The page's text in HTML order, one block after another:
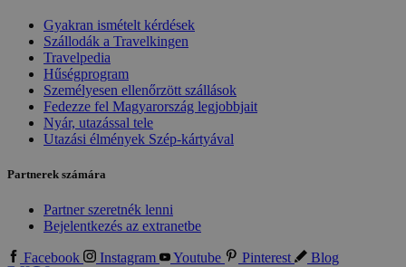
Gyakran ismételt kérdések
Szállodák a Travelkingen
Travelpedia
Hűségprogram
Személyesen ellenőrzött szállások
Fedezze fel Magyarország legjobbjait
Nyár, utazással tele
Utazási élmények Szép-kártyával
Partnerek számára
Partner szeretnék lenni
Bejelentkezés az extranetbe
Facebook Instagram Youtube Pinterest Blog